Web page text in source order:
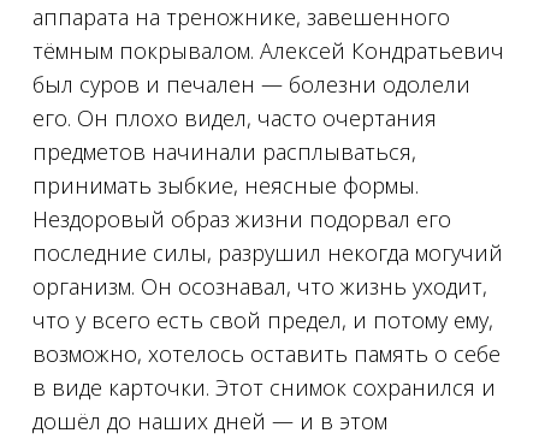
аппарата на треножнике, завешенного
тёмным покрывалом. Алексей Кондратьевич
был суров и печален — болезни одолели
его. Oн плохо видел, часто очертания
предметов начинали расплываться,
принимать зыбкие, неясные формы.
Нездоровый образ жизни подорвал его
последние силы, разрушил некогда могучий
организм. Он осознавал, что жизнь уходит,
что у всего есть свой предел, и потому ему,
возможно, хотелось оставить память о себе
в виде карточки. Этот снимок сохранился и
дошёл до наших дней — и в этом